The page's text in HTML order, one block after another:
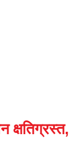
क्षतिग्रस्त,